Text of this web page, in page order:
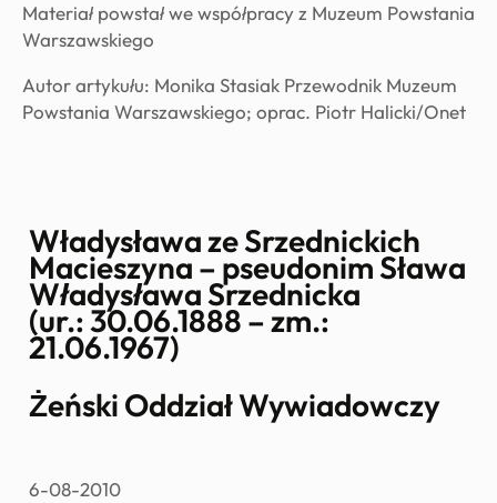
Materiał powstał we współpracy z Muzeum Powstania
Warszawskiego
Autor artykułu: Monika Stasiak Przewodnik Muzeum
Powstania Warszawskiego; oprac. Piotr Halicki/Onet
Władysława ze Srzednickich
Macieszyna – pseudonim Sława
Władysława Srzednicka
(ur.: 30.06.1888 – zm.:
21.06.1967)
Żeński Oddział Wywiadowczy
6-08-2010